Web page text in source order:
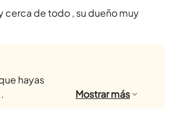
de todo , su dueño muy
hayas
Mostrarmás